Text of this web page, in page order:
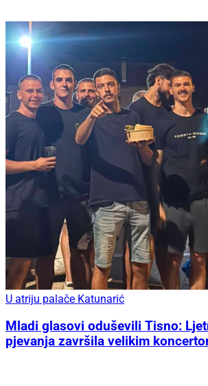
U atriju palače Katunarić
Mladi glasovi oduševili Tisno:
pjevanja završila velikim